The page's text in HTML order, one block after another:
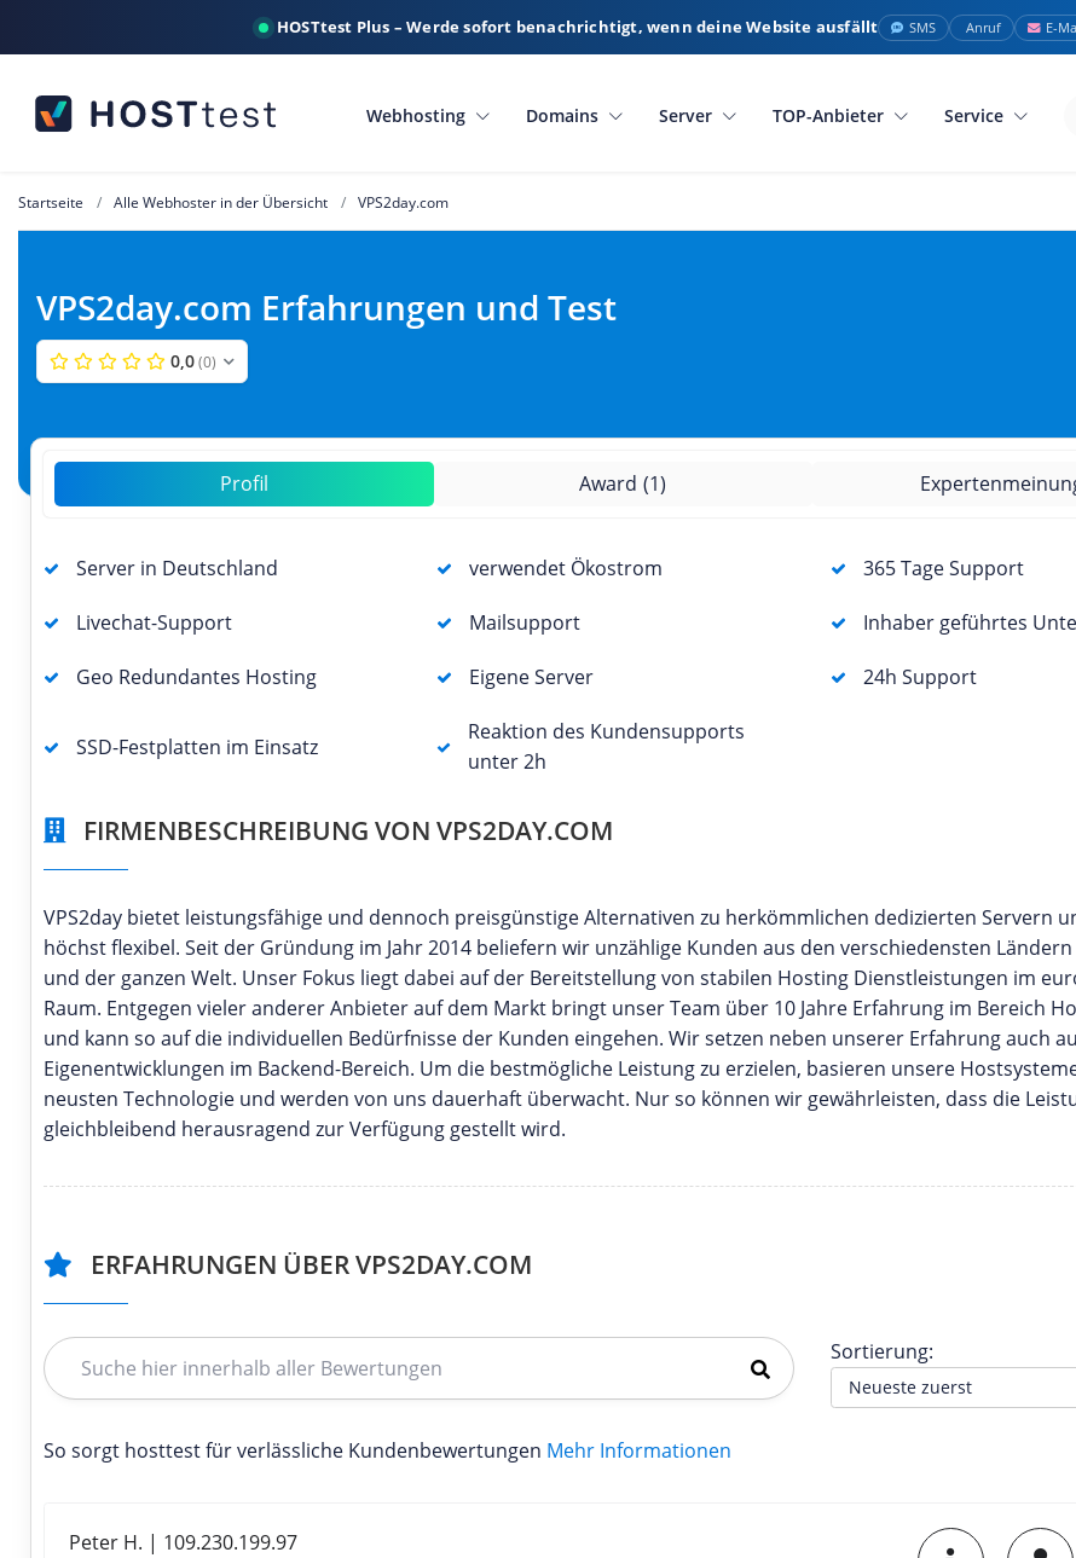
HOSTtest Plus – Werde sofort benachrichtigt, wenn deine Website ausfällt SMS Anruf E-
Webhosting Domains Server TOP-Anbieter Service
Startseite Alle Webhoster in der Übersicht VPS2day.com
VPS2day.com Erfahrungen und Test
0,0 (0)
Profil Award (1)
Server in Deutschland verwendet Ökostrom 365 Tage Support
Livechat-Support Mailsupport Inhaber geführtes
Geo Redundantes Hosting Eigene Server 24h Support
SSD-Festplatten im Einsatz
Reaktion des Kundensupports
unter 2h
FIRMENBESCHREIBUNG VON VPS2DAY.COM
VPS2day bietet leistungsfähige und dennoch preisgünstige Alternativen zu herkömmlichen dedizierten Servern
höchst flexibel. Seit der Gründung im Jahr 2014 beliefern wir unzählige Kunden aus den verschiedensten
und der ganzen Welt. Unser Fokus liegt dabei auf der Bereitstellung von stabilen Hosting Dienstleistungen im
Raum. Entgegen vieler anderer Anbieter auf dem Markt bringt unser Team über 10 Jahre Erfahrung im Bereich
und kann so auf die individuellen Bedürfnisse der Kunden eingehen. Wir setzen neben unserer Erfahrung auch
Eigenentwicklungen im Backend-Bereich. Um die bestmögliche Leistung zu erzielen, basieren unsere
neusten Technologie und werden von uns dauerhaft überwacht. Nur so können wir gewährleisten, dass die
gleichbleibend herausragend zur Verfügung gestellt wird.
ERFAHRUNGEN ÜBER VPS2DAY.COM
Sortierung:
So sorgt hosttest für verlässliche Kundenbewertungen Mehr Informationen
Peter H. | 109.230.199.97